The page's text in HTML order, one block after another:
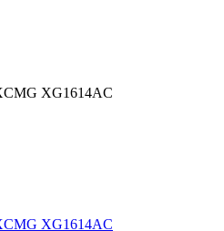
XG1614AC